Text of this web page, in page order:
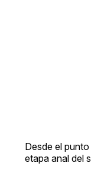
Desde el
etapa anal del